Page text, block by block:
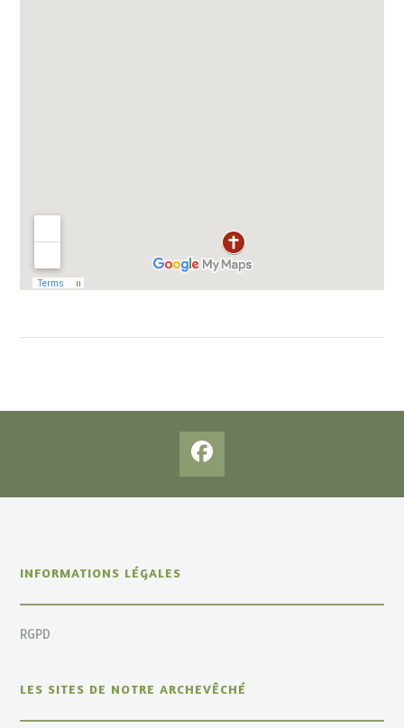
INFORMATIONS LÉGALES
RGPD
LES SITES DE NOTRE ARCHEVÊCHÉ